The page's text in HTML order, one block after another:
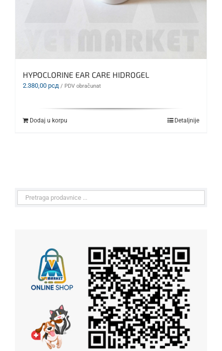
HYPOCLORINE EAR CARE HIDROGEL
2.380,00 рсд / PDV obračunat
Dodaj u korpu Detaljnije